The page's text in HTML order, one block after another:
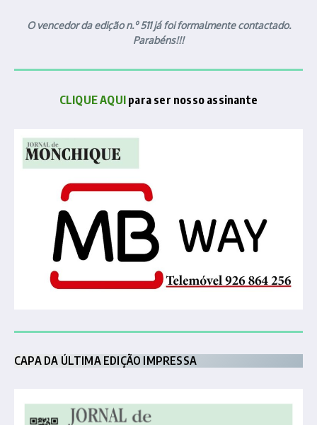
O vencedor da edição n.º 511 já foi formalmente contactado.
Parabéns!!!
CLIQUE AQUI para ser nosso assinante
CAPA DA ÚLTIMA EDIÇÃO IMPRESSA